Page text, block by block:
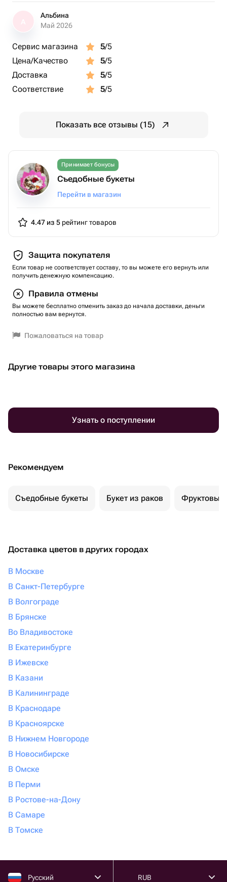
Альбина
Май 2026
Сервис магазина 5/5
Цена/Качество
5/5
Доставка
5/5
Соответствие
5/5
Показать все отзывы (15)
Принимает бонусы
Съедобные букеты
Перейти в магазин
4.47 из 5 рейтинг товаров
Защита покупателя
Если товар не соответствует составу, то вы можете его вернуть или
получить денежную компенсацию.
Правила отмены
Вы можете бесплатно отменить заказ до начала доставки, деньги
полностью вам вернутся.
Пожаловаться на товар
Другие товары этого магазина
Узнать о поступлении
Рекомендуем
Съедобные букеты Букет из раков Фруктовый
Доставка цветов в других городах
В Москве
В Санкт-Петербурге
В Волгограде
В Брянске
Во Владивостоке
В Екатеринбурге
В Ижевске
В Казани
В Калининграде
В Краснодаре
В Красноярске
В Нижнем Новгороде
В Новосибирске
В Омске
В Перми
В Ростове-на-Дону
В Самаре
В Томске
Русский RUB